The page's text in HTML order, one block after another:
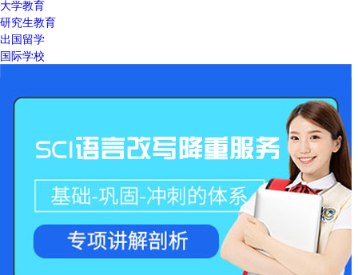
大学教育
研究生教育
出国留学
国际学校